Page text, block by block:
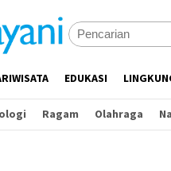
EDUKASI
Ragam Olahraga